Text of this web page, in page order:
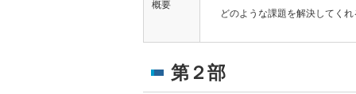
概要
どのような課題を解決してく
第２部